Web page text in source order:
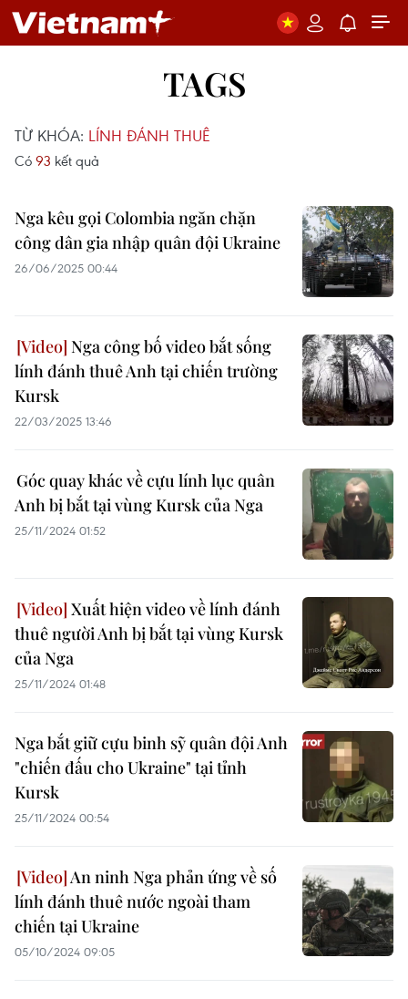
TAGS
TỪ KHÓA: LÍNH ĐÁNH THUÊ
Có 93 kết quả
Nga kêu gọi Colombia ngăn chặn
công dân gia nhập quân đội Ukraine
26/06/2025 00:44
Nga công bố video bắt sống
lính đánh thuê Anh tại chiến trường
Kursk
22/03/2025 13:46
Góc quay khác về cựu lính lục quân
Anh bị bắt tại vùng Kursk của Nga
25/11/2024 01:52
Xuất hiện video về lính đánh
thuê người Anh bị bắt tại vùng Kursk
của Nga
25/11/2024 01:48
Nga bắt giữ cựu binh sỹ quân đội Anh
"chiến đấu cho Ukraine" tại tỉnh
Kursk
25/11/2024 00:54
An ninh Nga phản ứng về số
lính đánh thuê nước ngoài tham
chiến tại Ukraine
05/10/2024 09:05